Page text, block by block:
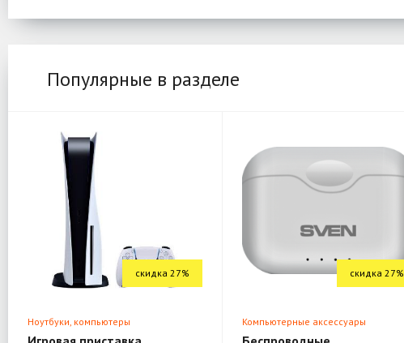
Популярные в разделе
скидка 27%
Ноутбуки, компьютеры
скидка 27%
Компьютерные аксессуары